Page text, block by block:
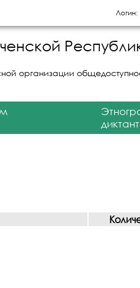
Логин:
организации
диктант